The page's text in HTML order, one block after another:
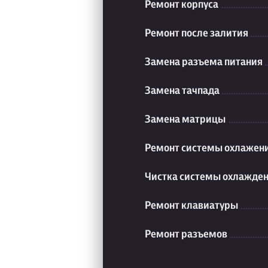
Ремонт корпуса
Ремонт после залития
Замена разъема питания
Замена тачпада
Замена матрицы
Ремонт системы
Чистка системы
Ремонт клавиатуры
Ремонт разъемов